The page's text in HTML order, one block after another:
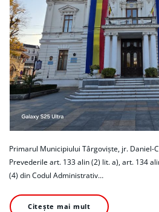
Primarul Municipiului Târgoviște, jr. Daniel-
Prevederile art. 133 alin (2) lit. a), art. 134
(4) din Codul Administrativ…
Citește mai mult